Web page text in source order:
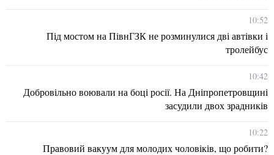
10:52
Під мостом на ПівнГЗК не розминулися дві автівки і
тролейбус
10:42
Добровільно воювали на боці росії. На Дніпропетровщині
засудили двох зрадників
10:22
Правовий вакуум для молодих чоловіків, що робити?